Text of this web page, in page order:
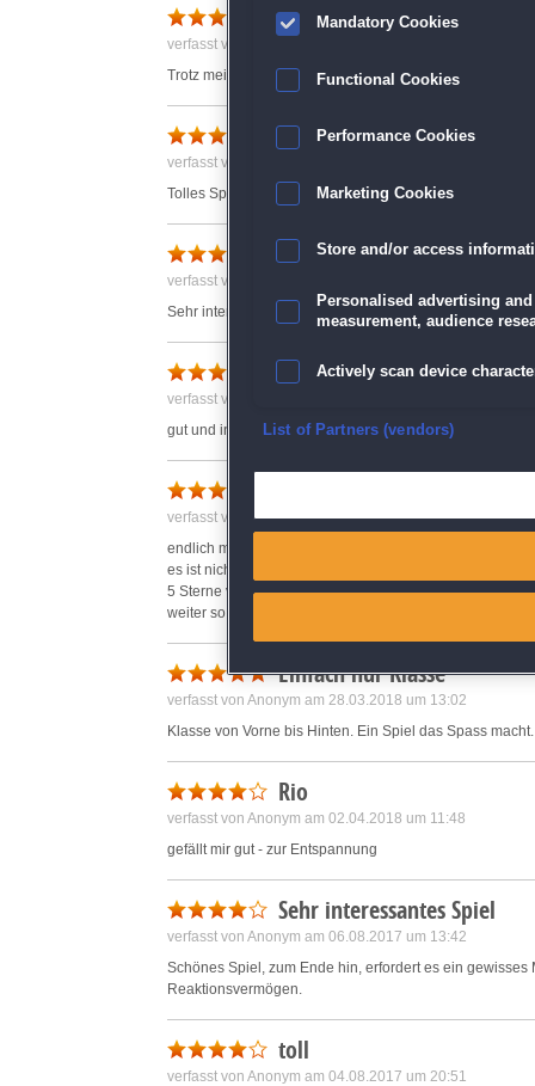
Gefällt mir !!!
verfasst von Anonym am 10.10.2017 um 13:04
Trotz meiner 70 Jahre finde ich Spass an dem Spiel.
Sehr Schönes Spiel
verfasst von Anonym am 31.07.2017 um 12:16
Tolles Spiel , schöne Grafik , mit aufbauen ,und
Spiel: Rio Resort
verfasst von Anonym am 04.08.2017 um 14:12
Sehr interessant und je weiter man spielt um so
verfasst von Anonym am 18.08.2017 um 19:59
gut und interessant schön zu spielen
verfasst von Anonym am 31.07.2017 um 12:09
endlich mal wieder ein sehr schönes 3 gewinnt Spiel,
es ist nicht zu leicht und macht sehr viel Spaß,
5 Sterne vergebe ich gerne dafür ..
weiter so
Einfach nur Klasse
verfasst von Anonym am 28.03.2018 um 13:02
Klasse von Vorne bis Hinten. Ein Spiel das Spass
Rio
verfasst von Anonym am 02.04.2018 um 11:48
gefällt mir gut - zur Entspannung
Sehr interessantes Spiel
verfasst von Anonym am 06.08.2017 um 13:42
Schönes Spiel, zum Ende hin, erfordert es ein
Reaktionsvermögen.
toll
verfasst von Anonym am 04.08.2017 um 20:51
Mandatory Cookies
Functional Cookies
Performance Cookies
Marketing Cookies
Store and/or access
Personalised advertising
measurement, audience
Actively scan device
Ensure security, prevent
List of Partners (vendors)